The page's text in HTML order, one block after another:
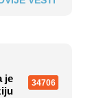
je
34706